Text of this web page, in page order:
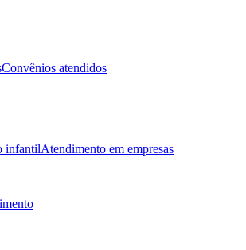
Convênios atendidos
infantilAtendimento em empresas